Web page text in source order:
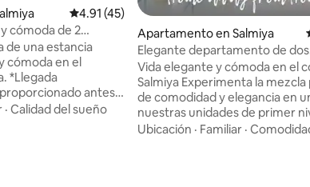
91 reseñas
Calificación promedio: 4.91 de 5, 45 reseñas
4.91 (45)
cómoda de 2
de una estancia
cómoda en el
*Llegada
antes
tiene 2
· Calidad del sueño
Apartamento en Salmiya
Elegante departamento de dos
habitaciones + 5G + Netflix 07
Vida elegante y cómoda en el
Salmiya Experimenta la mezcla perfecta
de comodidad y elegancia en
nuestras unidades de primer
donde te sentirás como en tu
Ubicación · Familiar ·